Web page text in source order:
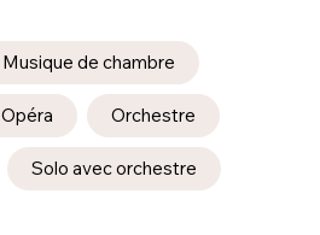
Musique de chambre
Opéra Orchestre
Solo avec orchestre